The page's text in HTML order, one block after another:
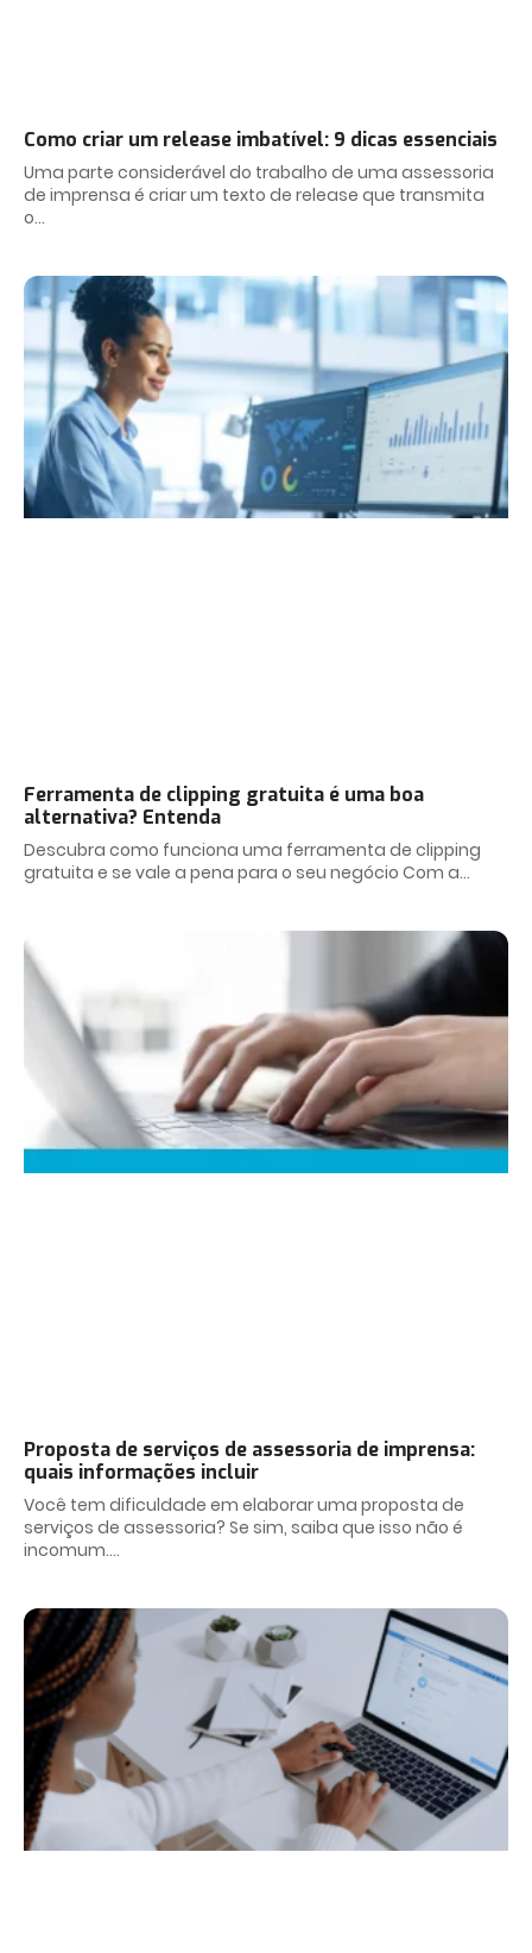
Como criar um release imbatível: 9 dicas essenciais
Uma parte considerável do trabalho de uma assessoria
de imprensa é criar um texto de release que transmita
o
Ferramenta de clipping gratuita é uma boa
alternativa? Entenda
Descubra como funciona uma ferramenta de clipping
gratuita e se vale a pena para o seu negócio Com a
Proposta de serviços de assessoria de imprensa:
quais informações incluir
Você tem dificuldade em elaborar uma proposta de
serviços de assessoria? Se sim, saiba que isso não é
incomum.